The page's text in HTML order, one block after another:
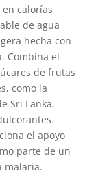
calorías
de agua
hecha con
Combina el
de frutas
como la
Sri Lanka,
el apoyo
parte de un
malaria.